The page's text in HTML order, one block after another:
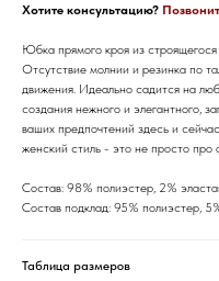
Хотите консультацию?
Юбка прямого кроя из
Отсутствие молнии и резинка по
движения. Идеально садится на
создания нежного и элегантного,
ваших предпочтений здесь и
женский стиль - это не просто про
Состав: 98% полиэстер, 2%
Состав подклад: 95% полиэстер,
Таблица размеров